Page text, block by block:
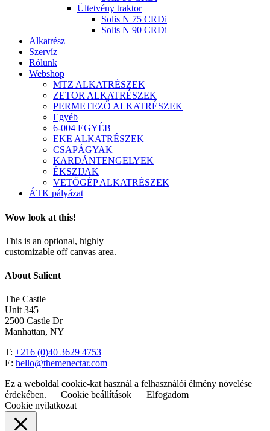
Ültetvény traktor
Solis N 75 CRDi
Solis N 90 CRDi
Alkatrész
Szervíz
Rólunk
Webshop
MTZ ALKATRÉSZEK
ZETOR ALKATRÉSZEK
PERMETEZŐ ALKATRÉSZEK
Egyéb
6-004 EGYÉB
EKE ALKATRÉSZEK
CSAPÁGYAK
KARDÁNTENGELYEK
ÉKSZIJAK
VETŐGÉP ALKATRÉSZEK
ÁTK pályázat
Wow look at this!
This is an optional, highly
customizable off canvas area.
About Salient
The Castle
Unit 345
2500 Castle Dr
Manhattan, NY
T: +216 (0)40 3629 4753
E: hello@themenectar.com
Ez a weboldal cookie-kat használ a felhasználói élmény növelése
érdekében.
Cookie beállítások
Elfogadom
Cookie nyilatkozat